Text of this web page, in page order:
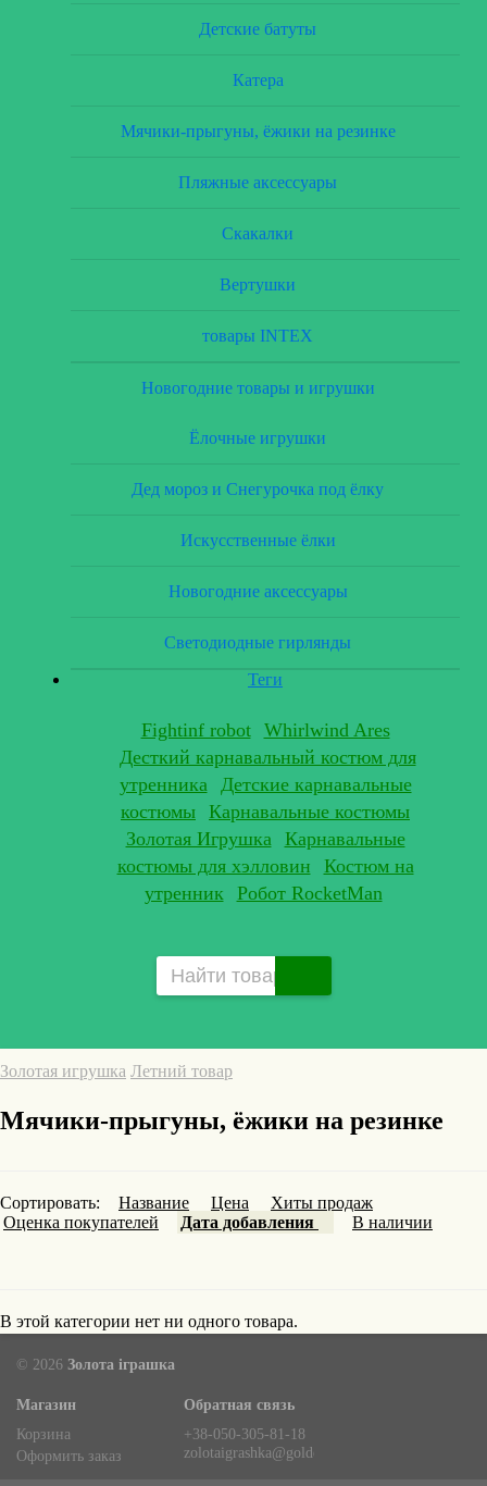
Детские батуты
Катера
Мячики-прыгуны, ёжики на резинке
Пляжные аксессуары
Скакалки
Вертушки
товары INTEX
Новогодние товары и игрушки
Ёлочные игрушки
Дед мороз и Снегурочка под ёлку
Искусственные ёлки
Новогодние аксессуары
Светодиодные гирлянды
Теги
Fightinf robot
Whirlwind Ares
Десткий карнавальный костюм для
утренника
Детские карнавальные
костюмы Карнавальные костюмы
Золотая Игрушка
Карнавальные
костюмы для хэлловин
Костюм на
утренник
Робот RocketMan
Золотая игрушка Летний товар
Мячики-прыгуны, ёжики на резинке
Сортировать: Название Цена
Хиты продаж
Оценка покупателей
Дата добавления В наличии
В этой категории нет ни одного товара.
© 2026 Золота іграшка
Магазин
Корзина
Оформить заказ
Обратная связь
+38-050-305-81-18
zolotaigrashka@goldentoy.com.ua